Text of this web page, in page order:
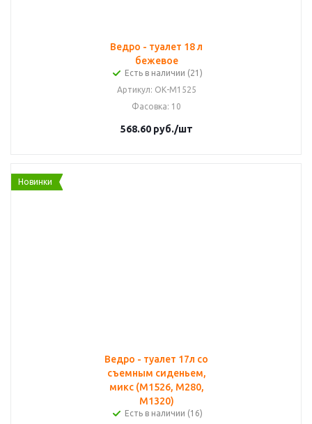
Ведро - туалет 18 л
бежевое
Есть в наличии (21)
Артикул: ОК-М1525
Фасовка: 10
568.60руб./шт
Новинки
Ведро - туалет 17л со
съемным сиденьем,
микс (М1526, М280,
М1320)
Есть в наличии (16)